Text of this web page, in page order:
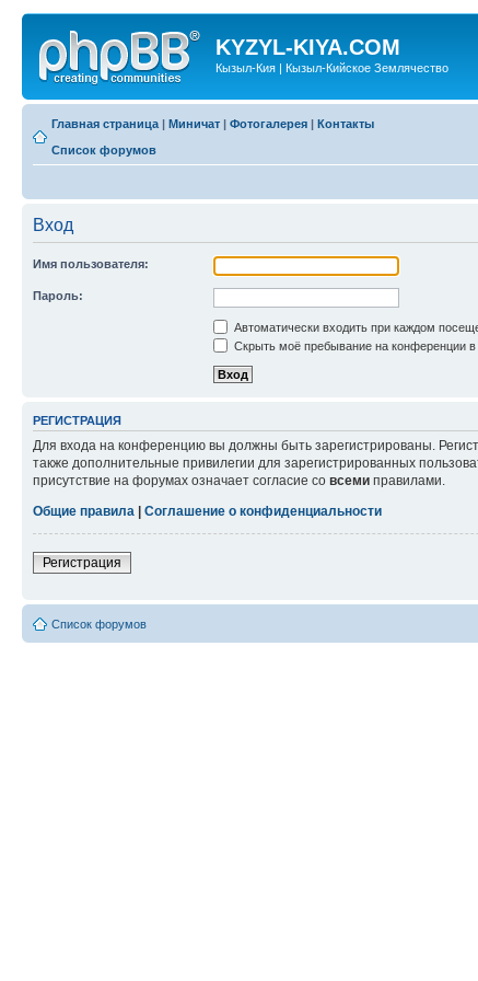
KYZYL-KIYA.COM
Кызыл-Кия | Кызыл-Кийское Землячество
Главная страница | Миничат | Фотогалерея | Контакты
Список форумов
Вход
Имя пользователя:
Пароль:
Автоматически входить при каждом
Скрыть моё пребывание на конференции в
РЕГИСТРАЦИЯ
Для входа на конференцию вы должны быть зарегистрированы.
также дополнительные привилегии для зарегистрированных
присутствие на форумах означает согласие со всеми правилами.
Общие правила
Соглашение о конфиденциальности
Регистрация
Список форумов